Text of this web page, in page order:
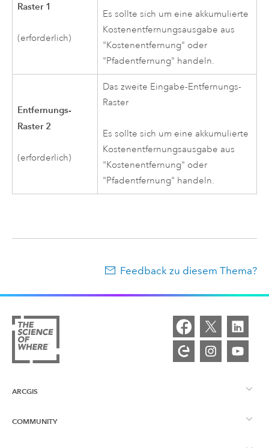
Raster 1
(erforderlich)
Es sollte sich um eine akkumulierte
Kostenentfernungsausgabe aus
"Kostenentfernung" oder
"Pfadentfernung" handeln.
Entfernungs-
Raster 2
(erforderlich)
Das zweite Eingabe-Entfernungs-
Raster
Es sollte sich um eine akkumulierte
Kostenentfernungsausgabe aus
"Kostenentfernung" oder
"Pfadentfernung" handeln.
Feedback zu diesem Thema?
ARCGIS
ArcGIS – Überblick
COMMUNITY